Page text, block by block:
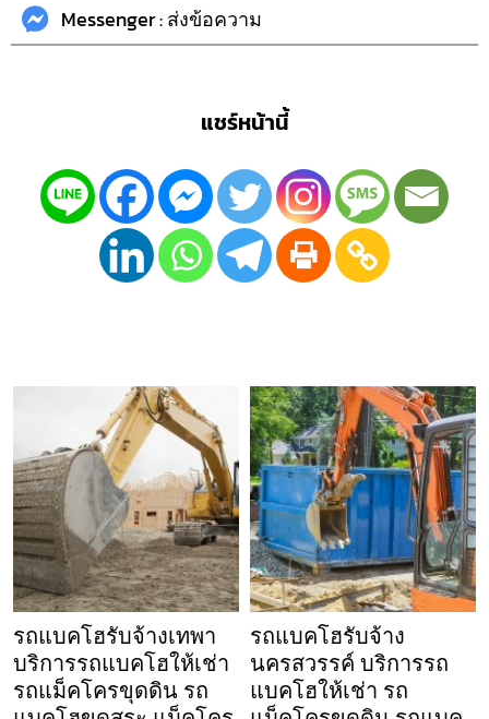
Messenger : ส่งข้อความ
แชร์หน้านี้
รถแบคโฮรับจ้างเทพา
บริการรถแบคโฮให้เช่า
รถแม็คโครขุดดิน รถ
รถแบคโฮรับจ้าง
นครสวรรค์ บริการรถ
แบคโฮให้เช่า รถ